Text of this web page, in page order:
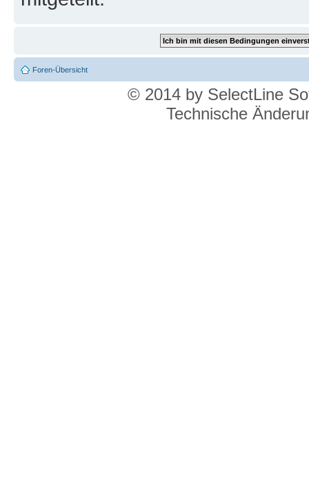
Foren-Übersicht
© 2014 by SelectLine
Technische